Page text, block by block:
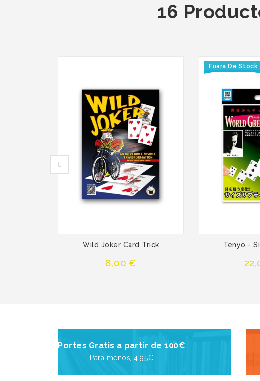
16
Wild Joker Card Trick
Precio
8,00 €
Fuera De Stock
Tenyo -
Portes Gratis a partir de 100€
Para menos, 4,95€